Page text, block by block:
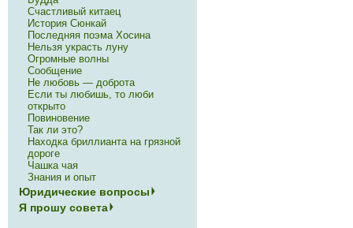
Счастливый китаец
История Сюнкай
Последняя поэма Хосина
Нельзя украсть луну
Огромные волны
Сообщение
Не любовь — доброта
Если ты любишь, то люби
открыто
Повиновение
Так ли это?
Находка бриллианта на грязной
дороге
Чашка чая
Знания и опыт
Юридические вопросы
Я прошу совета